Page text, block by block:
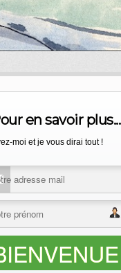
en savoir plus...
moi et je vous dirai tout !